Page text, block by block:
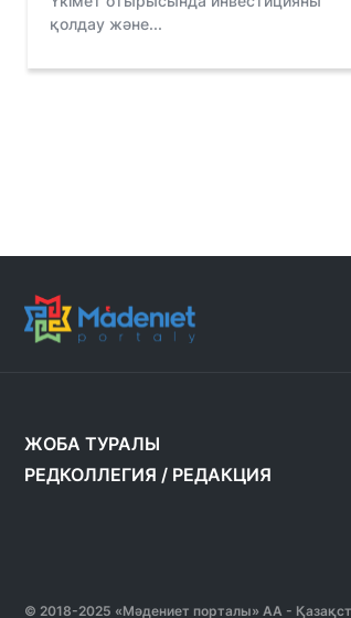
қолдау және...
ЖОБА ТУРАЛЫ
РЕДКОЛЛЕГИЯ / РЕДАКЦИЯ
© 2018-2025 «Мәдениет порталы» АА -